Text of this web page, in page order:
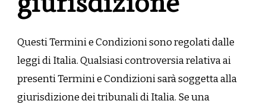
Questi Termini e Condizioni sono regolati dalle
leggi di Italia. Qualsiasi controversia relativa ai
presenti Termini e Condizioni sarà soggetta alla
giurisdizione dei tribunali di Italia. Se una